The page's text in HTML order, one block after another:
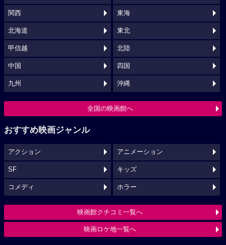
関西 東海
北海道 東北
甲信越 北陸
中国 四国
九州 沖縄
全国の映画館へ
おすすめ映画ジャンル
アクション アニメーション
SF キッズ
コメディ ホラー
映画館クチコミ一覧へ
映画ロケ地一覧へ